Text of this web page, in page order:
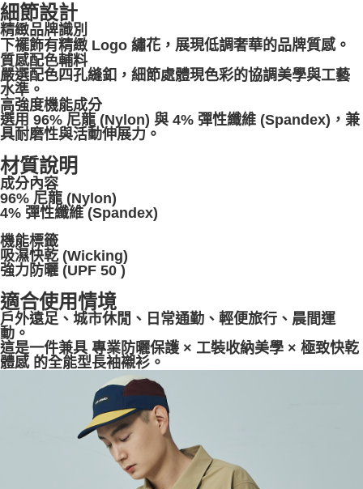
細節設計
精緻品牌識別
下襬飾有精緻 Logo 繡花，展現低調奢華的品牌質感。
質感配色輔料
嚴選配色四孔縫釦，細節處體現色彩的協調美學與工藝
水準。
高強度機能成分
選用 96% 尼龍 (Nylon) 與 4% 彈性纖維 (Spandex)，兼
具耐磨性與活動伸展力。
材質說明
成分內容
96% 尼龍 (Nylon)
4% 彈性纖維 (Spandex)
機能標籤
吸濕快乾 (Wicking)
強力防曬 (UPF 50 )
適合使用情境
戶外遠足、城市休閒、日常通勤、輕便旅行、晨間運
動。
這是一件兼具 專業防曬保護 × 工裝收納美學 × 極致快乾
體感 的全能型長袖襯衫。